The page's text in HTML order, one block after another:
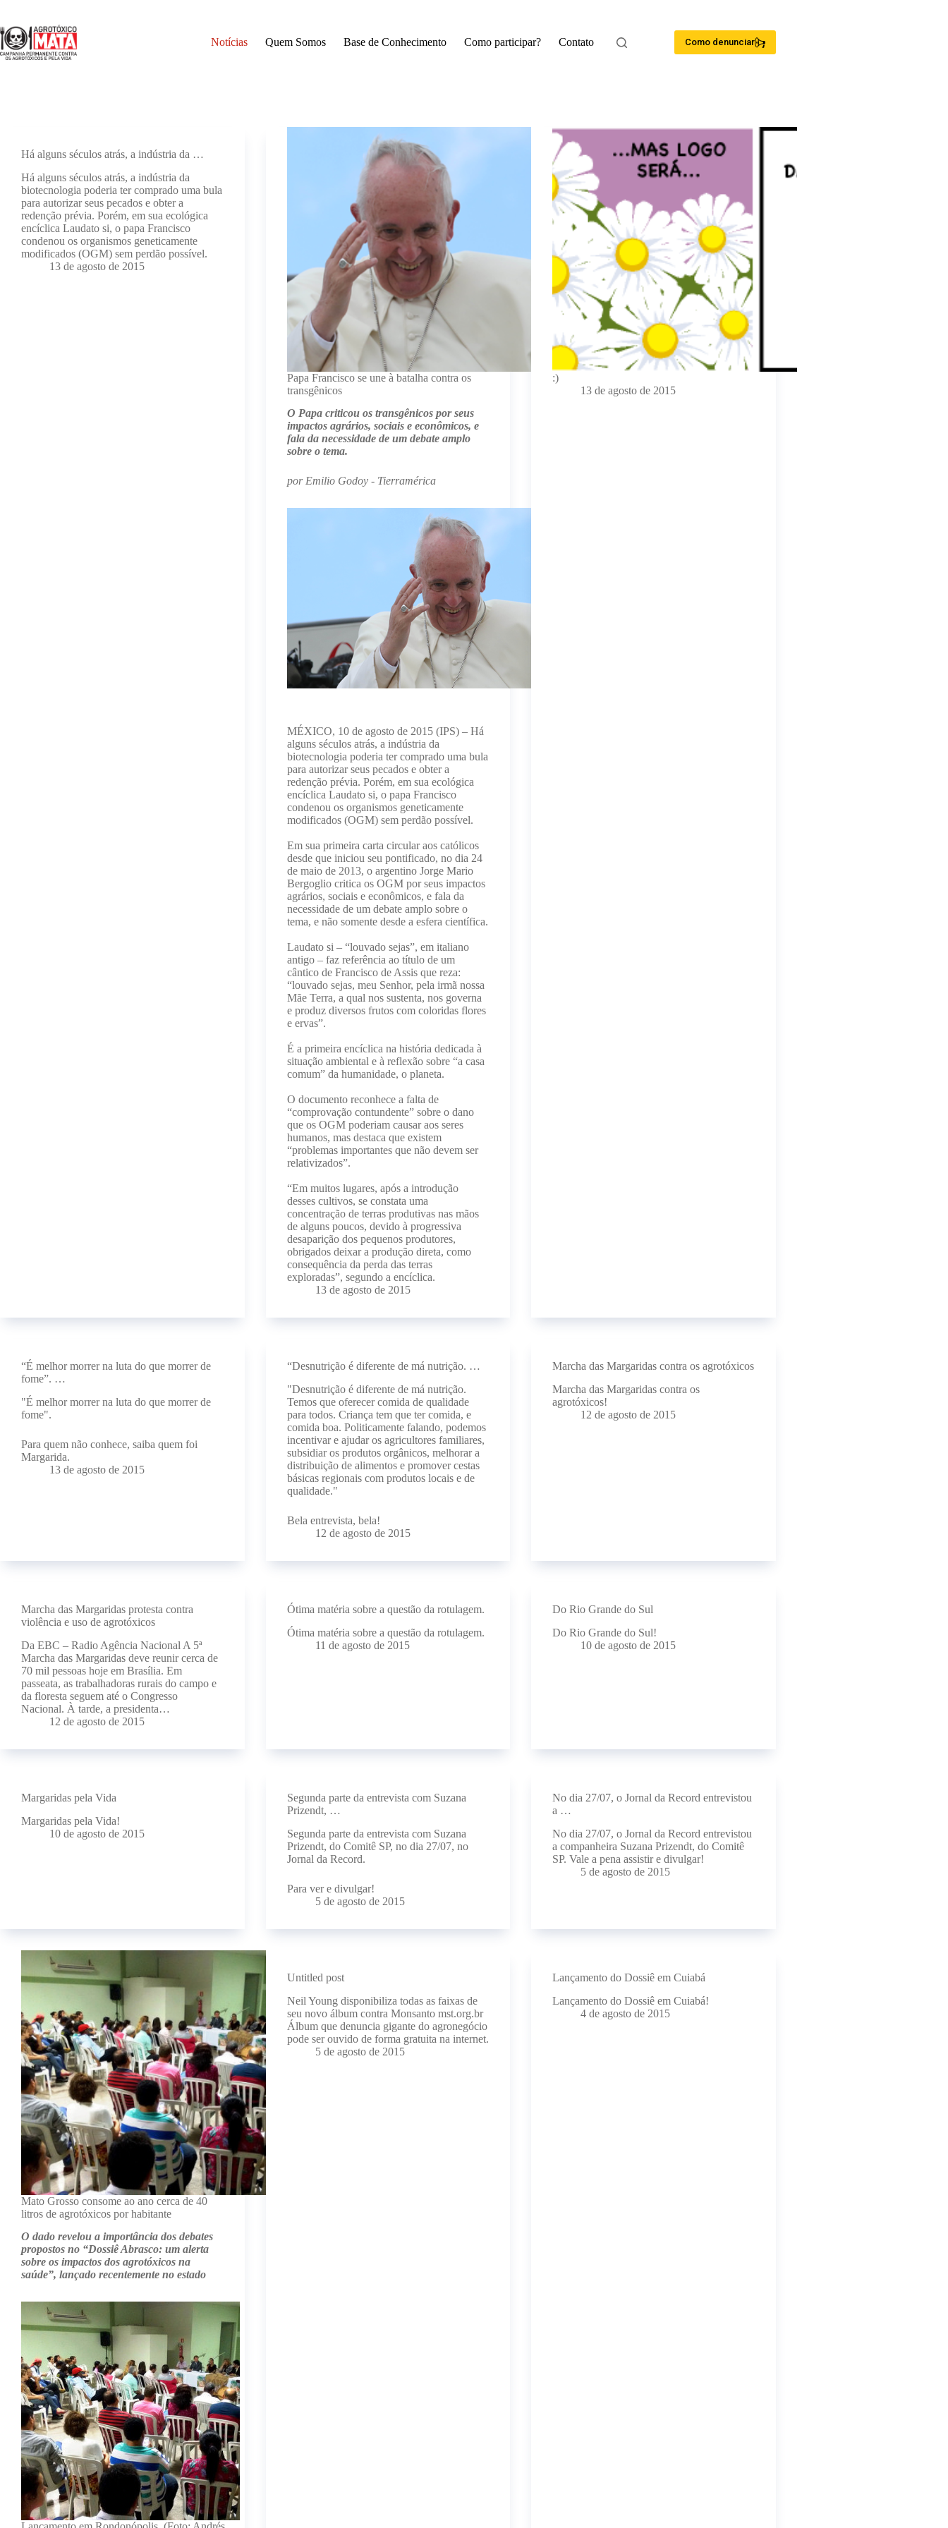
o
conteúdo
Notícias Quem Somos Base de Conhecimento Como participar? Contato Como denunciar
Há alguns séculos atrás, a indústria da …
Há alguns séculos atrás, a indústria da
biotecnologia poderia ter comprado uma bula
para autorizar seus pecados e obter a
redenção prévia. Porém, em sua ecológica
encíclica Laudato si, o papa Francisco
condenou os organismos geneticamente
modificados (OGM) sem perdão possível.
13 de agosto de 2015
Papa Francisco se une à batalha contra os
transgênicos
O Papa criticou os transgênicos por seus
impactos agrários, sociais e econômicos, e
fala da necessidade de um debate amplo
sobre o tema.
por Emilio Godoy - Tierramérica
MÉXICO, 10 de agosto de 2015 (IPS) – Há
alguns séculos atrás, a indústria da
biotecnologia poderia ter comprado uma bula
para autorizar seus pecados e obter a
redenção prévia. Porém, em sua ecológica
encíclica Laudato si, o papa Francisco
condenou os organismos geneticamente
modificados (OGM) sem perdão possível.
Em sua primeira carta circular aos católicos
desde que iniciou seu pontificado, no dia 24
de maio de 2013, o argentino Jorge Mario
Bergoglio critica os OGM por seus impactos
agrários, sociais e econômicos, e fala da
necessidade de um debate amplo sobre o
tema, e não somente desde a esfera científica.
Laudato si – “louvado sejas”, em italiano
antigo – faz referência ao título de um
cântico de Francisco de Assis que reza:
“louvado sejas, meu Senhor, pela irmã nossa
Mãe Terra, a qual nos sustenta, nos governa
e produz diversos frutos com coloridas flores
e ervas”.
É a primeira encíclica na história dedicada à
situação ambiental e à reflexão sobre “a casa
comum” da humanidade, o planeta.
O documento reconhece a falta de
“comprovação contundente” sobre o dano
que os OGM poderiam causar aos seres
humanos, mas destaca que existem
“problemas importantes que não devem ser
relativizados”.
“Em muitos lugares, após a introdução
desses cultivos, se constata uma
concentração de terras produtivas nas mãos
de alguns poucos, devido à progressiva
desaparição dos pequenos produtores,
obrigados deixar a produção direta, como
consequência da perda das terras
exploradas”, segundo a encíclica.
13 de agosto de 2015
:)
13 de agosto de 2015
“É melhor morrer na luta do que morrer de
fome”. …
"É melhor morrer na luta do que morrer de
fome".
Para quem não conhece, saiba quem foi
Margarida.
13 de agosto de 2015
“Desnutrição é diferente de má nutrição. …
"Desnutrição é diferente de má nutrição.
Temos que oferecer comida de qualidade
para todos. Criança tem que ter comida, e
comida boa. Politicamente falando, podemos
incentivar e ajudar os agricultores familiares,
subsidiar os produtos orgânicos, melhorar a
distribuição de alimentos e promover cestas
básicas regionais com produtos locais e de
qualidade."
Bela entrevista, bela!
12 de agosto de 2015
Marcha das Margaridas contra os agrotóxicos
Marcha das Margaridas contra os
agrotóxicos!
12 de agosto de 2015
Marcha das Margaridas protesta contra
violência e uso de agrotóxicos
Da EBC – Radio Agência Nacional A 5ª
Marcha das Margaridas deve reunir cerca de
70 mil pessoas hoje em Brasília. Em
passeata, as trabalhadoras rurais do campo e
da floresta seguem até o Congresso
Nacional. À tarde, a presidenta…
12 de agosto de 2015
Ótima matéria sobre a questão da rotulagem.
Ótima matéria sobre a questão da rotulagem.
11 de agosto de 2015
Do Rio Grande do Sul
Do Rio Grande do Sul!
10 de agosto de 2015
Margaridas pela Vida
Margaridas pela Vida!
10 de agosto de 2015
Segunda parte da entrevista com Suzana
Prizendt, …
Segunda parte da entrevista com Suzana
Prizendt, do Comitê SP, no dia 27/07, no
Jornal da Record.
Para ver e divulgar!
5 de agosto de 2015
No dia 27/07, o Jornal da Record entrevistou
a …
No dia 27/07, o Jornal da Record entrevistou
a companheira Suzana Prizendt, do Comitê
SP. Vale a pena assistir e divulgar!
5 de agosto de 2015
Mato Grosso consome ao ano cerca de 40
litros de agrotóxicos por habitante
O dado revelou a importância dos debates
propostos no “Dossiê Abrasco: um alerta
sobre os impactos dos agrotóxicos na
saúde”, lançado recentemente no estado
Untitled post
Neil Young disponibiliza todas as faixas de
seu novo álbum contra Monsanto mst.org.br
Álbum que denuncia gigante do agronegócio
pode ser ouvido de forma gratuita na internet.
5 de agosto de 2015
Lançamento do Dossiê em Cuiabá
Lançamento do Dossiê em Cuiabá!
4 de agosto de 2015